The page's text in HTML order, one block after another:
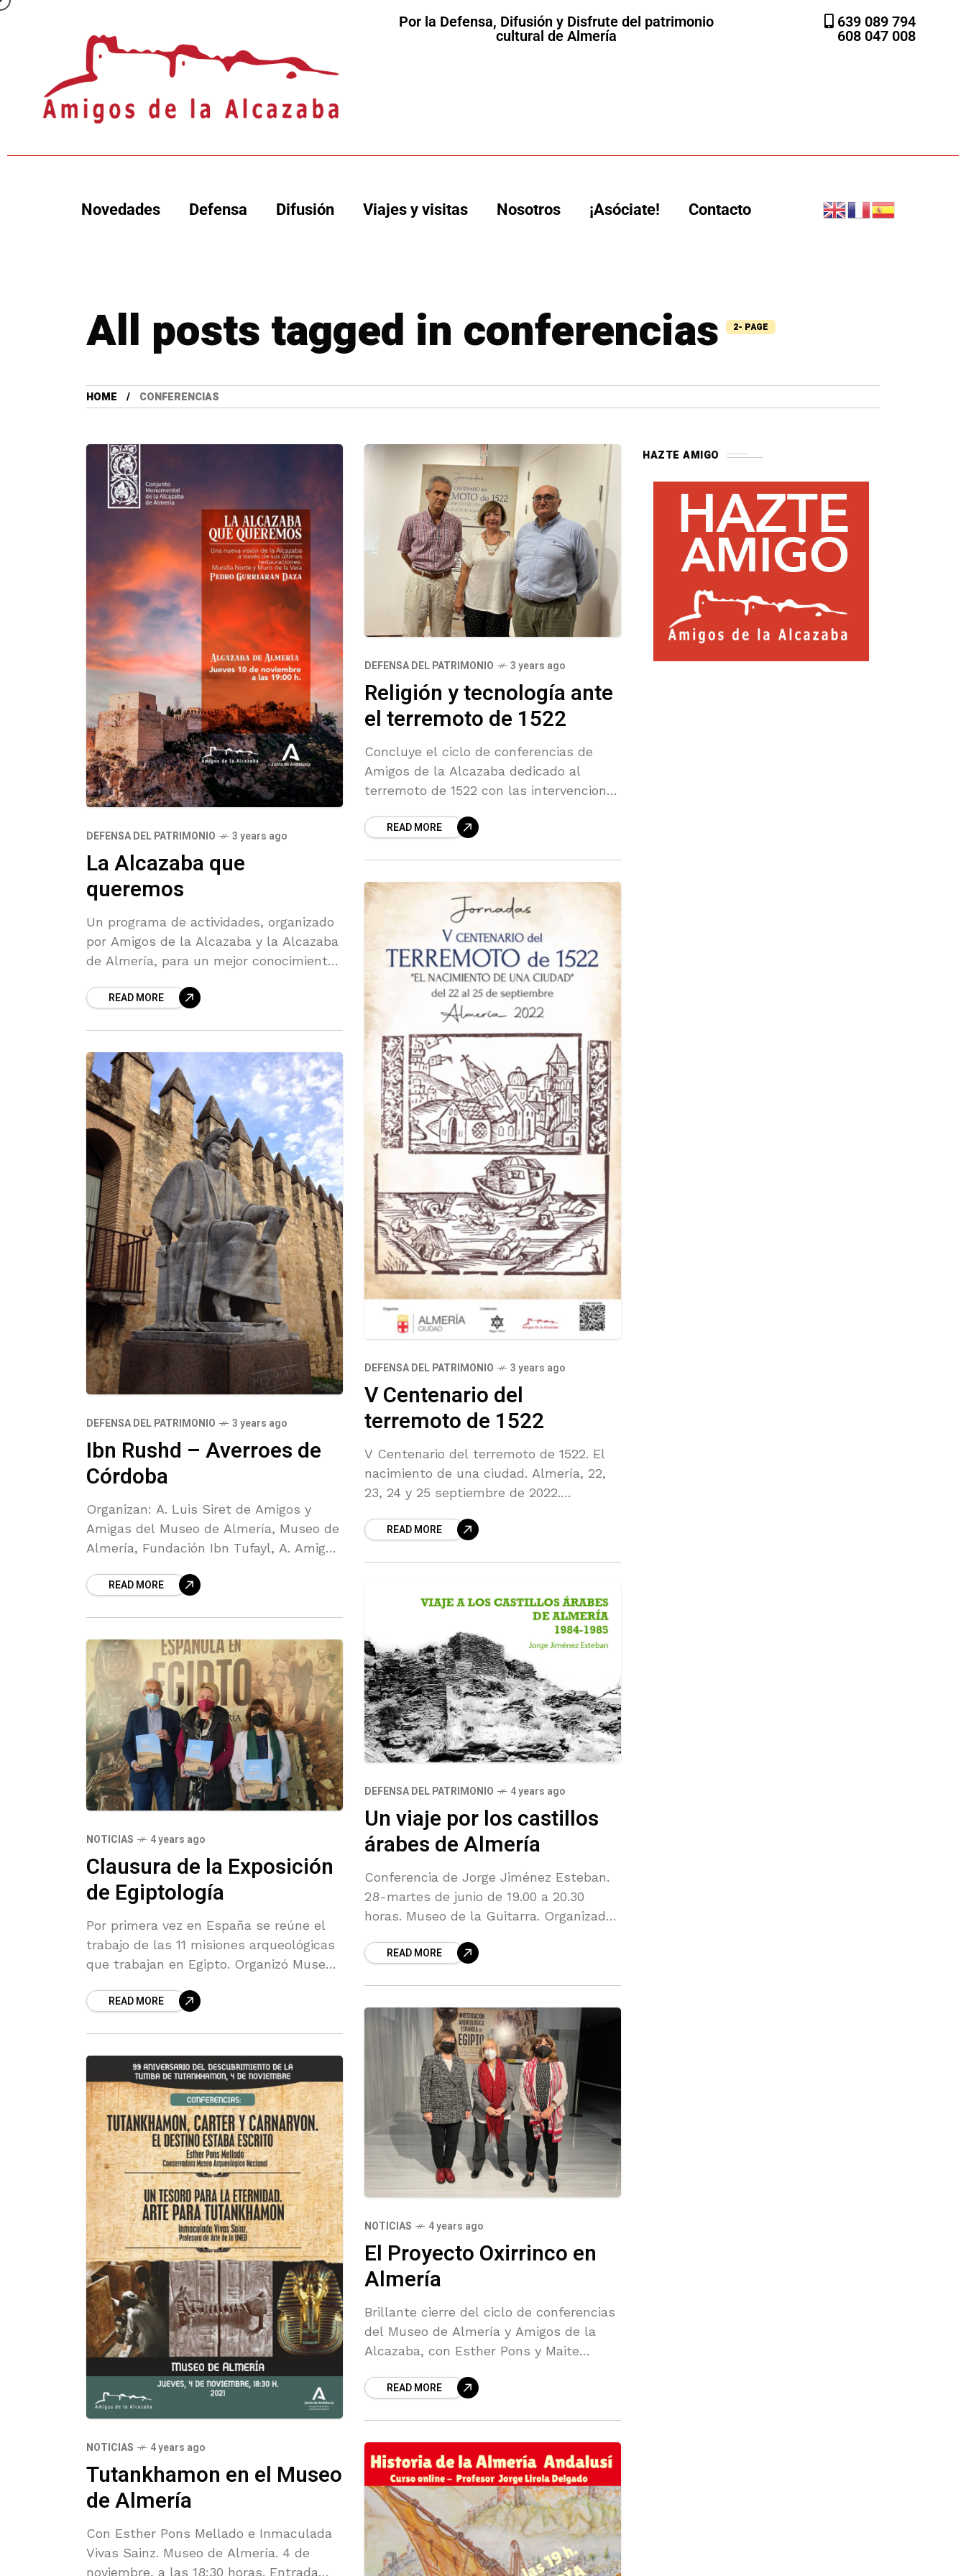
Por la Defensa, Difusión y Disfrute del patrimonio
cultural de Almería
639 089 794
608 047 008
Novedades Defensa Difusión Viajes y visitas Nosotros ¡Asóciate! Contacto
All posts tagged in conferencias 2- PAGE
HOME CONFERENCIAS
DEFENSA DEL PATRIMONIO 3 years ago
La Alcazaba que
queremos
Un programa de actividades, organizado
por Amigos de la Alcazaba y la Alcazaba
de Almería, para un mejor conocimiento,
Alcazaba, su entorno y la ciudad con la
READ MORE
DEFENSA DEL PATRIMONIO 3 years ago
Religión y tecnología ante
el terremoto de 1522
Concluye el ciclo de conferencias de
Amigos de la Alcazaba dedicado al
terremoto de 1522 con las intervenciones
y el geologo Joé Miguel Alonso Blanco
READ MORE
DEFENSA DEL PATRIMONIO 3 years ago
V Centenario del
terremoto de 1522
V Centenario del terremoto de 1522. El
nacimiento de una ciudad. Almería, 22,
23, 24 y 25 septiembre de 2022.
música clásica.
READ MORE
DEFENSA DEL PATRIMONIO 3 years ago
Ibn Rushd – Averroes de
Córdoba
Organizan: A. Luis Siret de Amigos y
Amigas del Museo de Almería, Museo de
Almería, Fundación Ibn Tufayl, A. Amigos
Española de Estudios Árabes (SEEA),
READ MORE
DEFENSA DEL PATRIMONIO 4 years ago
Un viaje por los castillos
árabes de Almería
Conferencia de Jorge Jiménez Esteban.
28-martes de junio de 19.00 a 20.30
horas. Museo de la Guitarra. Organizado
READ MORE
NOTICIAS 4 years ago
Clausura de la Exposición
de Egiptología
Por primera vez en España se reúne el
trabajo de las 11 misiones arqueológicas
que trabajan en Egipto. Organizó Museo
Museo Arqueológico Nacional.
READ MORE
NOTICIAS 4 years ago
El Proyecto Oxirrinco en
Almería
Brillante cierre del ciclo de conferencias
del Museo de Almería y Amigos de la
Alcazaba, con Esther Pons y Maite
Oxirrinco
READ MORE
NOTICIAS 4 years ago
Tutankhamon en el Museo
de Almería
Con Esther Pons Mellado e Inmaculada
Vivas Sainz. Museo de Almería. 4 de
noviembre, a las 18:30 horas. Entrada
HAZTE AMIGO